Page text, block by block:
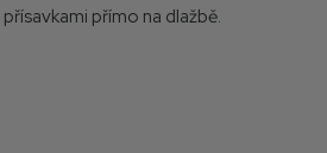
přímo na dlažbě.